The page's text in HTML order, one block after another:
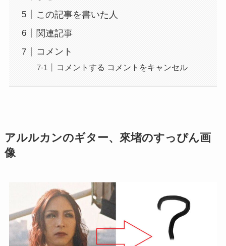
この記事を書いた人
関連記事
コメント
コメントする コメントをキャンセル
アルルカンのギター、來堵のすっぴん画
像